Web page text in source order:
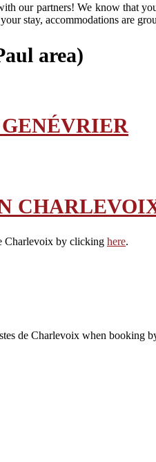
our partners! We know that
stay, accommodations are
area)
Charlevoix by clicking here.
de Charlevoix when booking